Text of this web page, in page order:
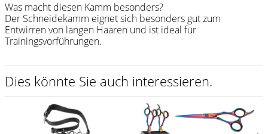
e-kwip
Joewell
Aromase Salon-Pro
Equipment
Was macht diesen Kamm besonders?
Der Schneidekamm eignet sich besonders gut zum
Entwirren von langen Haaren und ist ideal für
Trainingsvorführungen.
Dies könnte Sie auch interessieren.